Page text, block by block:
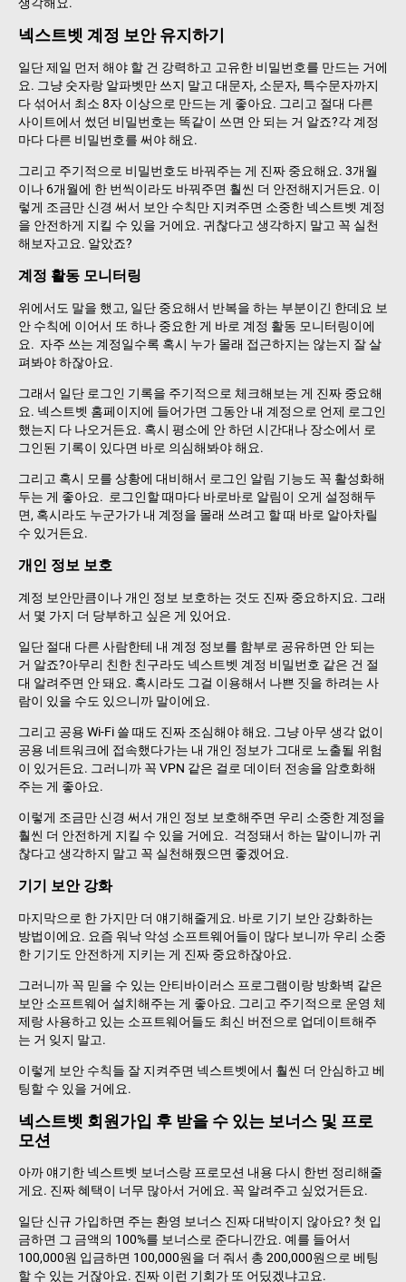
생각해요.
넥스트벳 계정 보안 유지하기
일단 제일 먼저 해야 할 건 강력하고 고유한 비밀번호를 만드는 거에
요. 그냥 숫자랑 알파벳만 쓰지 말고 대문자, 소문자, 특수문자까지
다 섞어서 최소 8자 이상으로 만드는 게 좋아요. 그리고 절대 다른
사이트에서 썼던 비밀번호는 똑같이 쓰면 안 되는 거 알죠?각 계정
마다 다른 비밀번호를 써야 해요.
그리고 주기적으로 비밀번호도 바꿔주는 게 진짜 중요해요. 3개월
이나 6개월에 한 번씩이라도 바꿔주면 훨씬 더 안전해지거든요. 이
렇게 조금만 신경 써서 보안 수칙만 지켜주면 소중한 넥스트벳 계정
을 안전하게 지킬 수 있을 거에요. 귀찮다고 생각하지 말고 꼭 실천
해보자고요. 알았죠?
계정 활동 모니터링
위에서도 말을 했고, 일단 중요해서 반복을 하는 부분이긴 한데요 보
안 수칙에 이어서 또 하나 중요한 게 바로 계정 활동 모니터링이에
요. 자주 쓰는 계정일수록 혹시 누가 몰래 접근하지는 않는지 잘 살
펴봐야 하잖아요.
그래서 일단 로그인 기록을 주기적으로 체크해보는 게 진짜 중요해
요. 넥스트벳 홈페이지에 들어가면 그동안 내 계정으로 언제 로그인
했는지 다 나오거든요. 혹시 평소에 안 하던 시간대나 장소에서 로
그인된 기록이 있다면 바로 의심해봐야 해요.
그리고 혹시 모를 상황에 대비해서 로그인 알림 기능도 꼭 활성화해
두는 게 좋아요. 로그인할 때마다 바로바로 알림이 오게 설정해두
면, 혹시라도 누군가가 내 계정을 몰래 쓰려고 할 때 바로 알아차릴
수 있거든요.
개인 정보 보호
계정 보안만큼이나 개인 정보 보호하는 것도 진짜 중요하지요. 그래
서 몇 가지 더 당부하고 싶은 게 있어요.
일단 절대 다른 사람한테 내 계정 정보를 함부로 공유하면 안 되는
거 알죠?아무리 친한 친구라도 넥스트벳 계정 비밀번호 같은 건 절
대 알려주면 안 돼요. 혹시라도 그걸 이용해서 나쁜 짓을 하려는 사
람이 있을 수도 있으니까 말이에요.
그리고 공용 Wi-Fi 쓸 때도 진짜 조심해야 해요. 그냥 아무 생각 없이
공용 네트워크에 접속했다가는 내 개인 정보가 그대로 노출될 위험
이 있거든요. 그러니까 꼭 VPN 같은 걸로 데이터 전송을 암호화해
주는 게 좋아요.
이렇게 조금만 신경 써서 개인 정보 보호해주면 우리 소중한 계정을
훨씬 더 안전하게 지킬 수 있을 거에요. 걱정돼서 하는 말이니까 귀
찮다고 생각하지 말고 꼭 실천해줬으면 좋겠어요.
기기 보안 강화
마지막으로 한 가지만 더 얘기해줄게요. 바로 기기 보안 강화하는
방법이에요. 요즘 워낙 악성 소프트웨어들이 많다 보니까 우리 소중
한 기기도 안전하게 지키는 게 진짜 중요하잖아요.
그러니까 꼭 믿을 수 있는 안티바이러스 프로그램이랑 방화벽 같은
보안 소프트웨어 설치해주는 게 좋아요. 그리고 주기적으로 운영 체
제랑 사용하고 있는 소프트웨어들도 최신 버전으로 업데이트해주
는 거 잊지 말고.
이렇게 보안 수칙들 잘 지켜주면 넥스트벳에서 훨씬 더 안심하고 베
팅할 수 있을 거에요.
넥스트벳 회원가입 후 받을 수 있는 보너스 및 프로
모션
아까 얘기한 넥스트벳 보너스랑 프로모션 내용 다시 한번 정리해줄
게요. 진짜 혜택이 너무 많아서 거에요. 꼭 알려주고 싶었거든요.
일단 신규 가입하면 주는 환영 보너스 진짜 대박이지 않아요? 첫 입
금하면 그 금액의 100%를 보너스로 준다니깐요. 예를 들어서
100,000원 입금하면 100,000원을 더 줘서 총 200,000원으로 베팅
할 수 있는 거잖아요. 진짜 이런 기회가 또 어딨겠냐고요.